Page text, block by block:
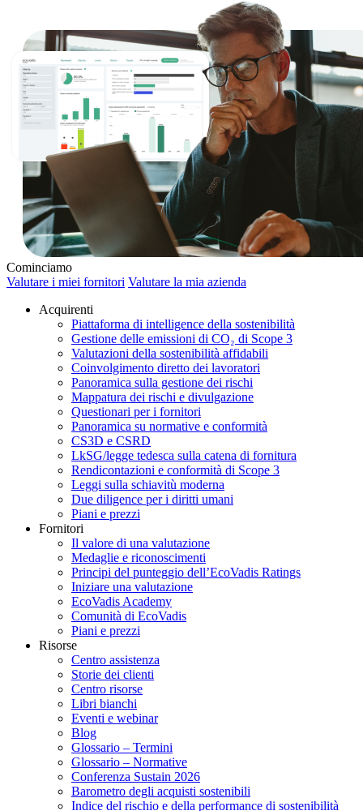
Cominciamo
Valutare i miei fornitori Valutare la mia azienda
Acquirenti
Piattaforma di intelligence della sostenibilità
Gestione delle emissioni di CO₂ di Scope 3
Valutazioni della sostenibilità affidabili
Coinvolgimento diretto dei lavoratori
Panoramica sulla gestione dei rischi
Mappatura dei rischi e divulgazione
Questionari per i fornitori
Panoramica su normative e conformità
CS3D e CSRD
LkSG/legge tedesca sulla catena di fornitura
Rendicontazioni e conformità di Scope 3
Leggi sulla schiavitù moderna
Due diligence per i diritti umani
Piani e prezzi
Fornitori
Il valore di una valutazione
Medaglie e riconoscimenti
Principi del punteggio dell’EcoVadis Ratings
Iniziare una valutazione
EcoVadis Academy
Comunità di EcoVadis
Piani e prezzi
Risorse
Centro assistenza
Storie dei clienti
Centro risorse
Libri bianchi
Eventi e webinar
Blog
Glossario – Termini
Glossario – Normative
Conferenza Sustain 2026
Barometro degli acquisti sostenibili
Indice del rischio e della performance di sostenibilità